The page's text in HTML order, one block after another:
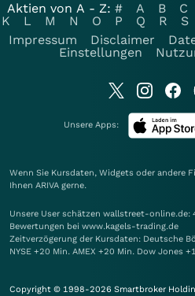
Aktien von A - Z: # A B C
K
L M N O P Q R S
Impressum
Disclaimer
Einstellungen
Unsere Apps:
Wenn Sie Kursdaten, Widgets oder andere
Ihnen ARIVA gerne.
Unsere User schätzen wallstreet-
Bewertungen bei www.kagels-trading.de
Zeitverzögerung der Kursdaten: Deutsche
NYSE +20 Min. AMEX +20 Min. Dow Jones
Copyright © 1998-2026 Smartbroker